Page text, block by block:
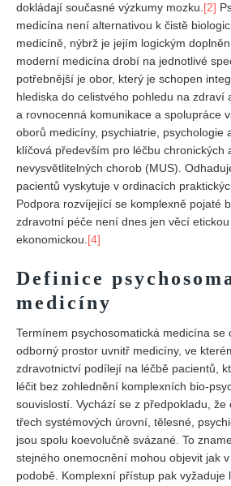
Vydání 2-3/2018
Vydání 1-2018
Vydání 4-2017
Vydání 3-2017
Vydání 2-2017
Vydání 1-2017
Vydání 4-2016
Archiv
EDITOŘI
ARCHIV
dokládají současné výzkumy mozku. [2]
medicína není alternativou k čistě
medicíně, nýbrž je jejím logickým
moderní medicína drobí na jednotlivé
potřebnější je obor, který je schopen
hlediska do celistvého pohledu na zdraví
a rovnocenná komunikace a spolupráce
oborů medicíny, psychiatrie, psychologie
klíčová především pro léčbu chronických
nevysvětlitelných chorob (MUS).
pacientů vyskytuje v ordinacích
Podpora rozvíjející se komplexně pojaté
zdravotní péče není dnes jen věcí
ekonomickou. [4]
Definice
medicíny
Termínem psychosomatická medicína se
odborný prostor uvnitř medicíny, ve
zdravotnictví podílejí na léčbě pacientů,
léčit bez zohlednění komplexních bio-
souvislostí. Vychází se z předpokladu, že
třech systémových úrovní, tělesné,
jsou spolu koevolučně svázané. To
stejného onemocnění mohou objevit jak
podobě. Komplexní přístup pak vyžaduje